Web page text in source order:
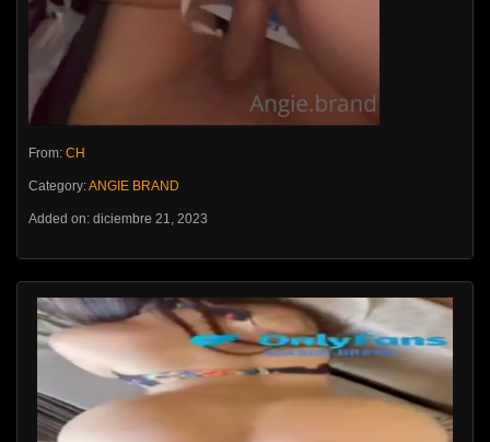
From: CH
Category:ANGIE BRAND
Added on: diciembre 21, 2023